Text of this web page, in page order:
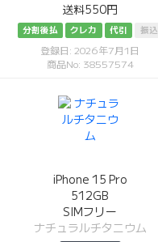
送料550円
分割後払 クレカ 代引 振込
登録日: 2026年7月1日
商品No: 38557574
iPhone 15 Pro
512GB
SIMフリー
ナチュラルチタニウム